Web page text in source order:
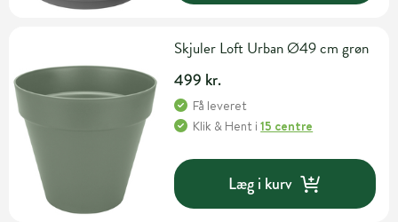
Skjuler Loft Urban Ø49 cm grøn
499 kr.
Få leveret
Klik & Hent i15 centre
Læg i kurv